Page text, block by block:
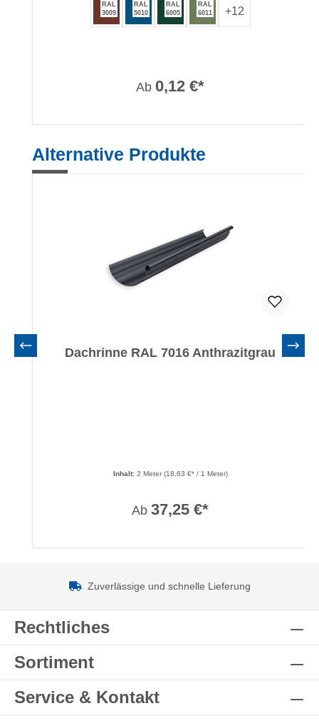
RAL
3009
RAL
5010
RAL
6005
RAL
6011
+12
Ab 0,12 €*
Produktgalerie überspringen
Alternative Produkte
Dachrinne RAL 7016 Anthrazitgrau
Inhalt: 2 Meter (18,63 €* / 1 Meter)
Ab 37,25 €*
Zuverlässige und schnelle Lieferung
Rechtliches
Sortiment
Service & Kontakt